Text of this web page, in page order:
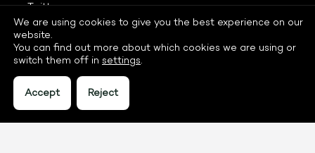
Twitter
Facebook
LinkedIn
We are using cookies to give you the best experience on our
website.
You can find out more about which cookies we are using or
switch them off in settings.
Accept Reject